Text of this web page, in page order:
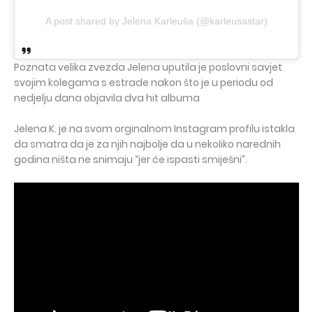
A post shared by Jelena Karleuša (@karleusastar)
Poznata velika zvezda Jelena uputila je poslovni savjet
svojim kolegama s estrade nakon što je u periodu od
nedjelju dana objavila dva hit albuma
Jelena K. je na svom orginalnom Instagram profilu istakla
da smatra da je za njih najbolje da u nekoliko narednih
godina ništa ne snimaju “jer će ispasti smiješni”.